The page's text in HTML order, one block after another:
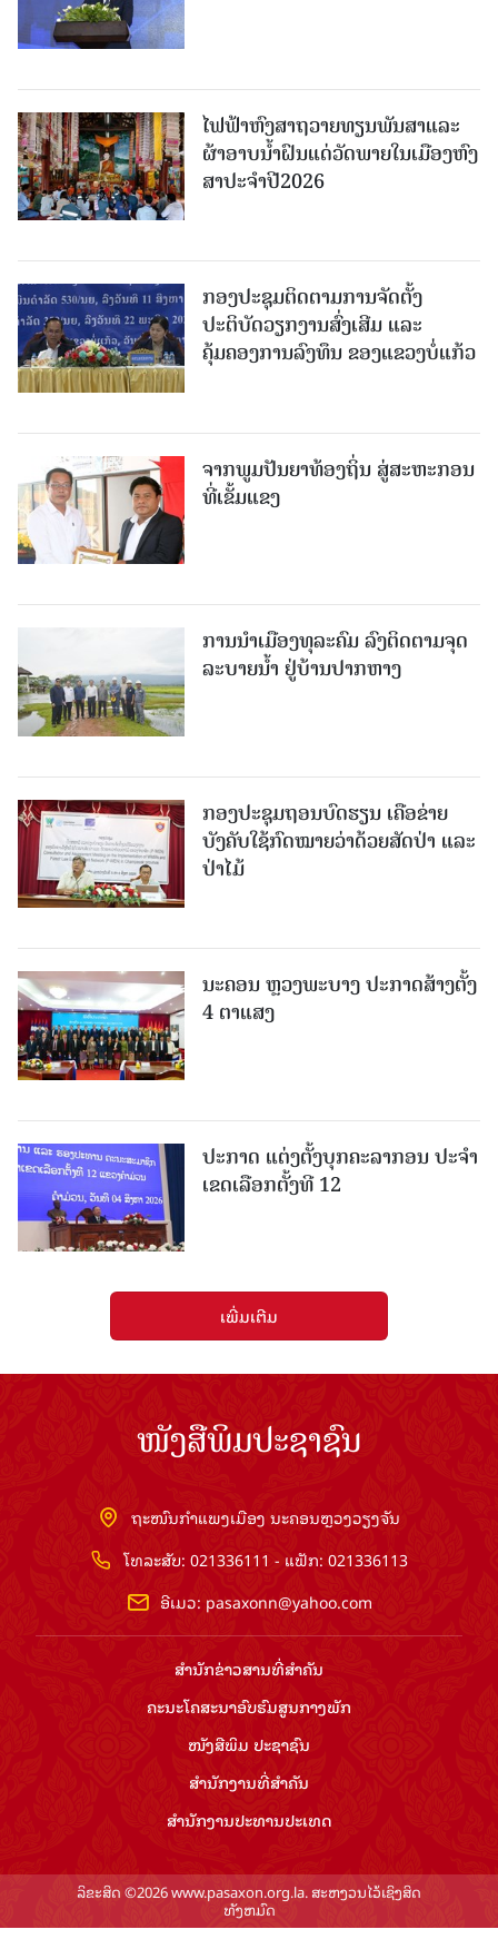
ໄຟຟ້າຫົງສາຖວາຍທຽນພັນສາແລະ
ຜ້າອາບນໍ້າຝົນແດ່ວັດພາຍໃນເມືອງຫົງ
ສາປະຈໍາປີ2026
ກອງປະຊຸມຕິດຕາມການຈັດຕັ້ງ
ປະຕິບັດວຽກງານສົ່ງເສີມ ແລະ
ຄຸ້ມຄອງການລົງທຶນ ຂອງແຂວງບໍ່ແກ້ວ
ຈາກພູມປັນຍາທ້ອງຖິ່ນ ສູ່ສະຫະກອນ
ທີ່ເຂັ້ມແຂງ
ການນໍາເມືອງທຸລະຄົມ ລົງຕິດຕາມຈຸດ
ລະບາຍນໍ້າ ຢູ່ບ້ານປາກຫາງ
ກອງປະຊຸມຖອນບົດຮຽນ ເຄືອຂ່າຍ
ບັງຄັບໃຊ້ກົດໝາຍວ່າດ້ວຍສັດປ່າ ແລະ
ປ່າໄມ້
ນະຄອນ ຫຼວງພະບາງ ປະ​ກາດ​ສ້າງ​ຕັ້ງ
4 ຕາແສງ
ປະກາດ ແຕ່ງຕັ້ງບຸກຄະລາກອນ ປະຈໍາ
ເຂດເລືອກຕັ້ງທີ 12
ເພີ່ມເຕີມ
ໜັງສືພິມປະຊາຊົນ
ຖະໜົນກຳແພງເມືອງ ນະຄອນຫຼວງວຽງຈັນ
ໂທລະສັບ: 021336111 - ແຟັກ: 021336113
ອີເມວ: pasaxonn@yahoo.com
ສຳ​ນັກ​ຂ່າວ​ສານ​ທີ່​ສຳ​ຄັນ​
ຄະນະໂຄສະນາອົບຮົມ​ສູນ​ກາງ​ພັກ
ໜັງສືພິມ ປະ​ຊາ​ຊົນ
ສຳ​ນັກ​ງານ​ທີ່​ສຳ​ຄັນ
ສຳ​ນັກ​ງານ​ປະ​ທານ​ປະ​ເທດ
ລິຂະສິດ ©2026 www.pasaxon.org.la. ສະຫງວນໄວ້ເຊິງສິດ
ທັງຫມົດ